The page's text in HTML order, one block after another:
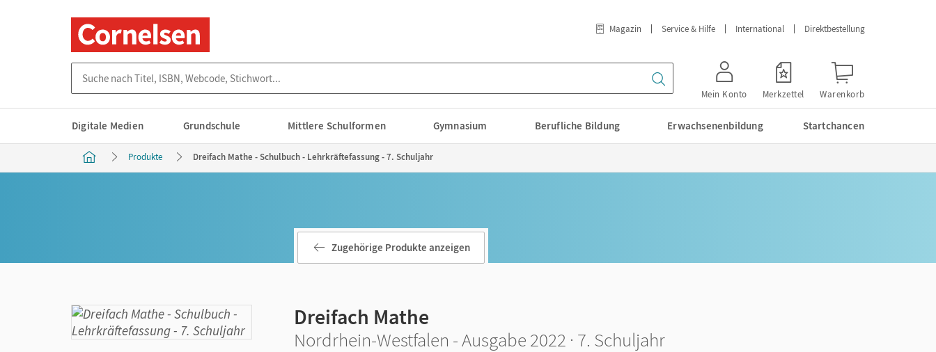
Magazin Service & Hilfe International Direktbestellung
Mein Konto Merkzettel Warenkorb
Digitale Medien Grundschule Mittlere Schulformen Gymnasium Berufliche Bildung Erwachsenenbildung Startchancen
Produkte Dreifach Mathe - Schulbuch - Lehrkräftefassung - 7. Schuljahr
Zugehörige Produkte anzeigen
Dreifach Mathe
Nordrhein-Westfalen - Ausgabe 2022 · 7. Schuljahr